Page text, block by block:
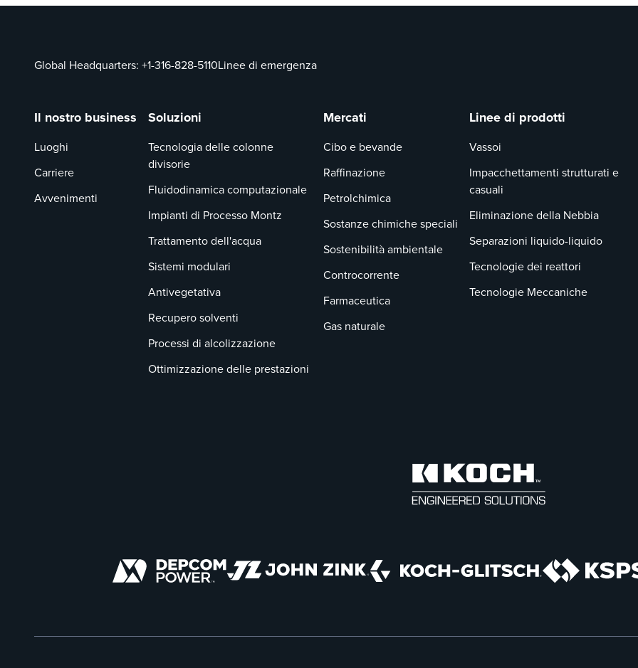
strumento essenziale per le tue operazioni.
Global Headquarters: +1-316-828-5110Linee di emergenza
Il nostro business
Luoghi
Carriere
Avvenimenti
Soluzioni
Tecnologia delle colonne
divisorie
Fluidodinamica computazionale
Impianti di Processo Montz
Trattamento dell'acqua
Sistemi modulari
Antivegetativa
Recupero solventi
Processi di alcolizzazione
Ottimizzazione delle prestazioni
Mercati
Cibo e bevande
Raffinazione
Petrolchimica
Sostanze chimiche speciali
Sostenibilità ambientale
Controcorrente
Farmaceutica
Gas naturale
Linee di prodotti
Vassoi
Impacchettamenti strutturati e
casuali
Eliminazione della Nebbia
Separazioni liquido-liquido
Tecnologie dei reattori
Tecnologie Meccaniche